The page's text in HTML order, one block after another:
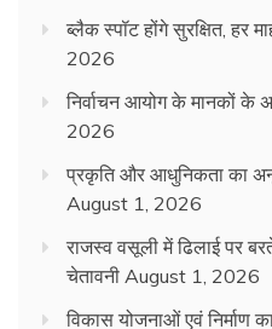
ब्लैक स्पॉट होंगे सुरक्षित, हर
2026
निर्वाचन आयोग के मानकों के
2026
प्रकृति और आधुनिकता का
August 1, 2026
राजस्व वसूली में ढिलाई पर
चेतावनी August 1, 2026
विकास योजनाओं एवं निर्माण